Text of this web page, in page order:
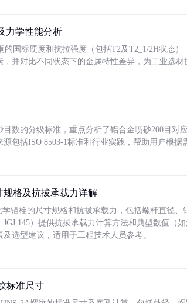
力学性能分析
的国标硬度和抗拉强度（包括T2及T2_1/2H状态
并对比不同状态下的金属特性差异，为工业选材
数的分级标准，重点分析了铝合金喷砂200目对
包括ISO 8503-1标准和行业实践，帮助用户根据
规格及抗拔承载力详解
锚栓的尺寸规格和抗拔承载力，包括螺杆直径
145）提供抗拔承载力计算方法和典型数值（
选型建议，适用于工程技术人员参考。
标准尺寸